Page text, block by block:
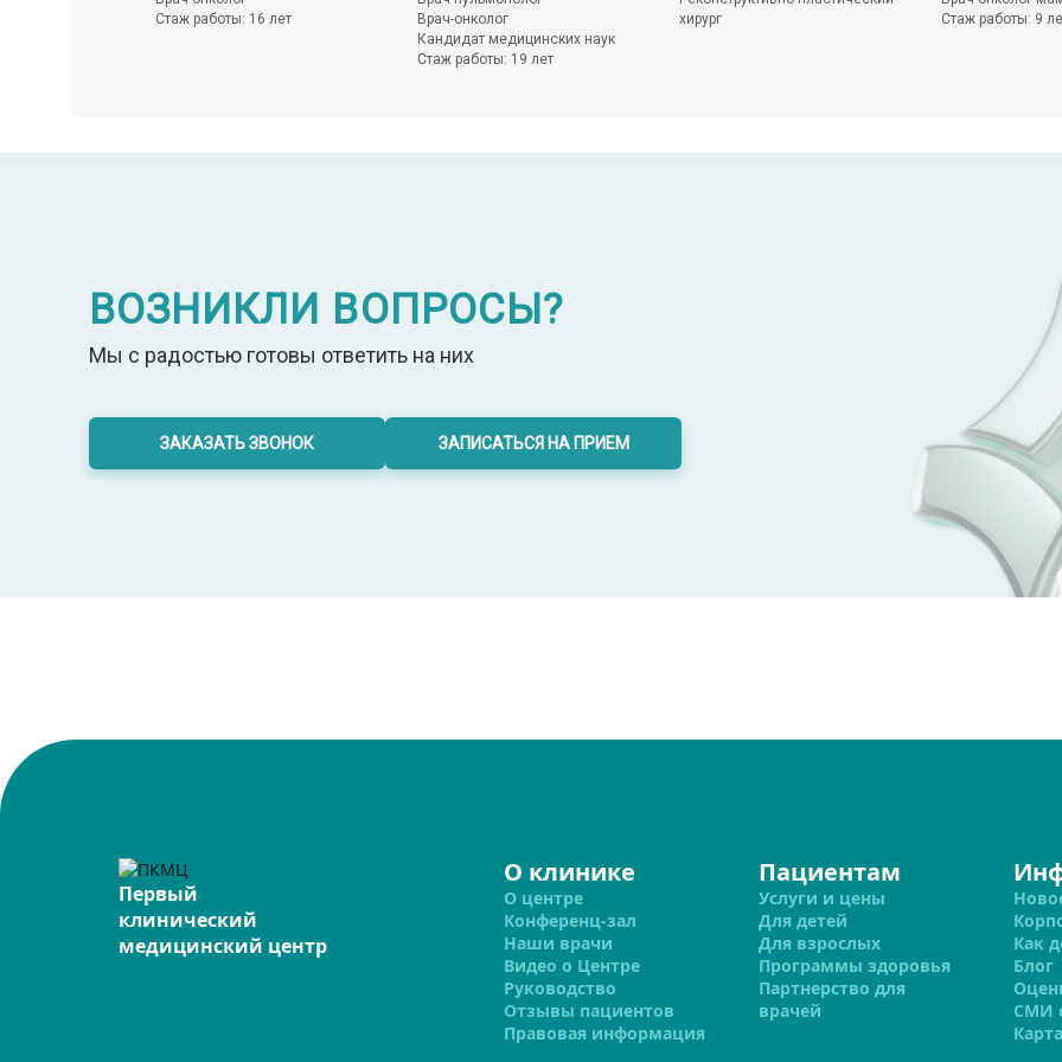
Стаж работы: 16 лет
Врач-онколог
Кандидат медицинских наук
Стаж работы: 19 лет
хирург
Стаж работы: 9
ВОЗНИКЛИ ВОПРОСЫ?
Мы с радостью готовы ответить на них
ЗАКАЗАТЬ ЗВОНОК ЗАПИСАТЬСЯ НА ПРИЕМ
Первый
клинический
медицинский центр
О клинике
О центре
Конференц-зал
Наши врачи
Видео о Центре
Руководство
Отзывы пациентов
Правовая информация
Пациентам
Услуги и цены
Для детей
Для взрослых
Программы здоровья
Партнерство для
врачей
Как
Блог
СМИ